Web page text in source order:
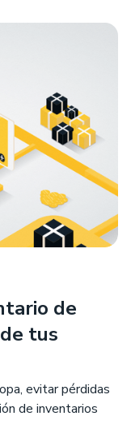
de
tus
evitar pérdidas
de inventarios